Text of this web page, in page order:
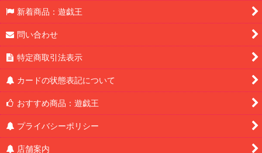
新着商品：遊戯王
問い合わせ
特定商取引法表示
カードの状態表記について
おすすめ商品：遊戯王
プライバシーポリシー
店舗案内